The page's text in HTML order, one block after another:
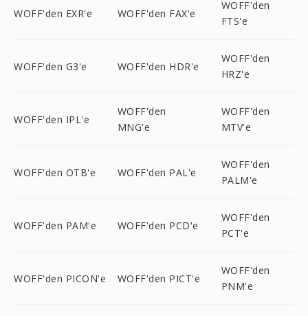
WOFF'den EXR'e WOFF'den FAX'e
WOFF'den
FTS'e
WOFF'den G3'e WOFF'den HDR'e
WOFF'den
HRZ'e
WOFF'den IPL'e
WOFF'den
MNG'e
WOFF'den
MTV'e
WOFF'den OTB'e WOFF'den PAL'e
WOFF'den
PALM'e
WOFF'den PAM'e WOFF'den PCD'e
WOFF'den
PCT'e
WOFF'den PICON'e WOFF'den PICT'e
WOFF'den
PNM'e